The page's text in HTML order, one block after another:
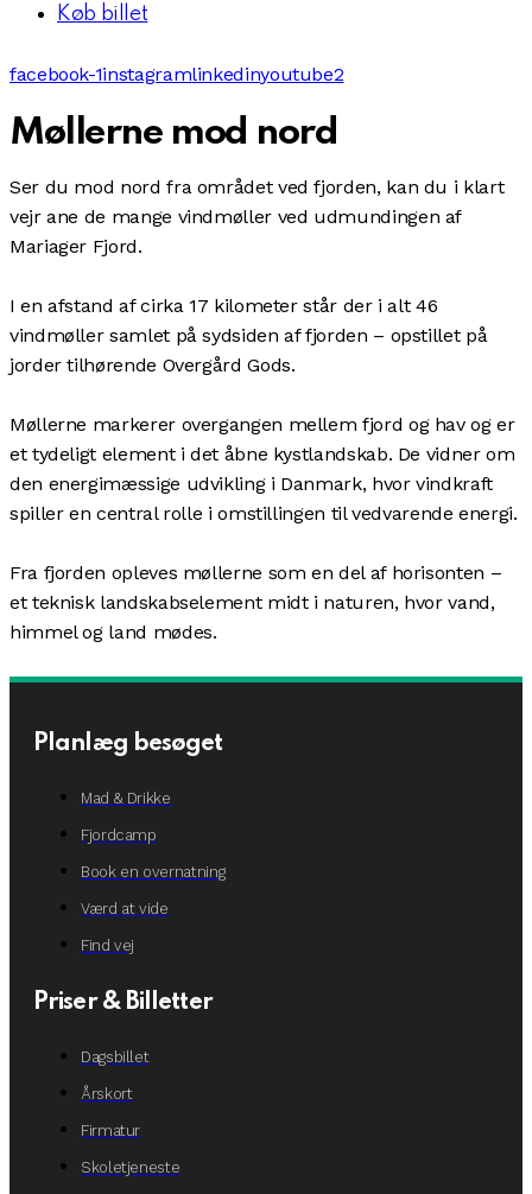
Køb billet
facebook-1instagramlinkedinyoutube2
Møllerne mod nord
Ser du mod nord fra området ved fjorden, kan du i klart
vejr ane de mange vindmøller ved udmundingen af
Mariager Fjord.
I en afstand af cirka 17 kilometer står der i alt 46
vindmøller samlet på sydsiden af fjorden – opstillet på
jorder tilhørende Overgård Gods.
Møllerne markerer overgangen mellem fjord og hav og er
et tydeligt element i det åbne kystlandskab. De vidner om
den energimæssige udvikling i Danmark, hvor vindkraft
spiller en central rolle i omstillingen til vedvarende energi.
Fra fjorden opleves møllerne som en del af horisonten –
et teknisk landskabselement midt i naturen, hvor vand,
himmel og land mødes.
Planlæg besøget
Mad & Drikke
Fjordcamp
Book en overnatning
Værd at vide
Find vej
Priser & Billetter
Dagsbillet
Årskort
Firmatur
Skoletjeneste